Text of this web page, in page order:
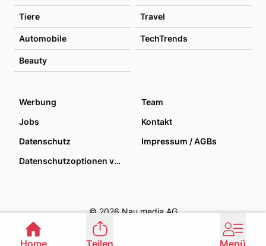
Tiere Travel
Automobile TechTrends
Beauty
Werbung
Team
Jobs
Kontakt
Datenschutz
Impressum / AGBs
Datenschutzoptionen verwalten
© 2026 Nau media AG
Home Teilen Menü